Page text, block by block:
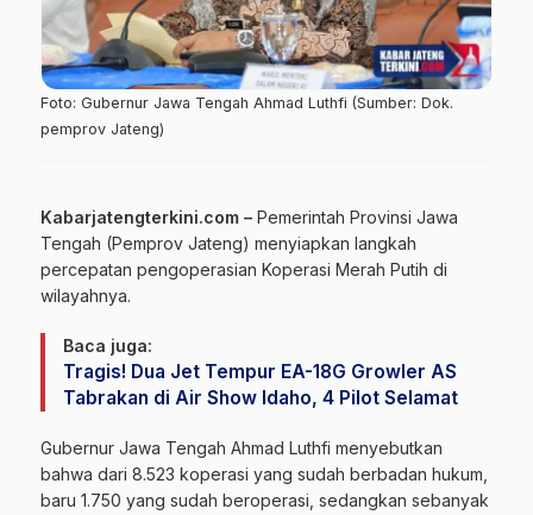
Foto: Gubernur Jawa Tengah Ahmad Luthfi (Sumber: Dok.
pemprov Jateng)
Kabarjatengterkini.com – Pemerintah Provinsi Jawa
Tengah (Pemprov Jateng) menyiapkan langkah
percepatan pengoperasian Koperasi Merah Putih di
wilayahnya.
Baca juga:
Tragis! Dua Jet Tempur EA-18G Growler AS
Tabrakan di Air Show Idaho, 4 Pilot Selamat
Gubernur Jawa Tengah Ahmad Luthfi menyebutkan
bahwa dari 8.523 koperasi yang sudah berbadan hukum,
baru 1.750 yang sudah beroperasi, sedangkan sebanyak